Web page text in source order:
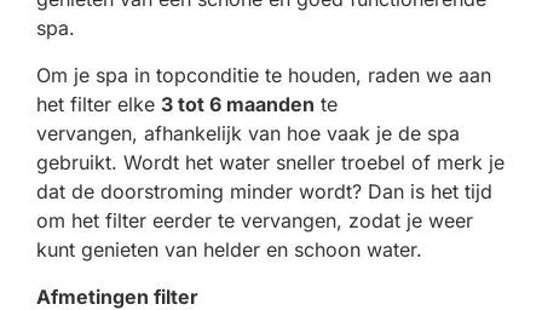
spa.
Om je spa in topconditie te houden, raden we aan
het filter elke 3 tot 6 maanden te
vervangen, afhankelijk van hoe vaak je de spa
gebruikt. Wordt het water sneller troebel of merk je
dat de doorstroming minder wordt? Dan is het tijd
om het filter eerder te vervangen, zodat je weer
kunt genieten van helder en schoon water.
Afmetingen filter